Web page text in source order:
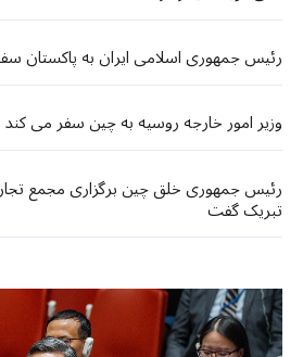
رئیس جمهوری اسلامی ایران به پاکستان
وزیر امور خارجه روسیه به چین سفر می کند
رئیس جمهوری خلق چین برگزاری مجمع
تبریک گفت